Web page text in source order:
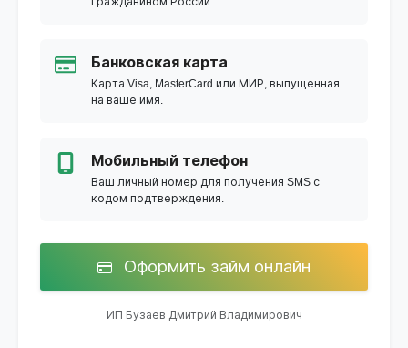
Банковская карта
Карта Visa, MasterCard или МИР, выпущенная
на ваше имя.
Мобильный телефон
Ваш личный номер для получения SMS с
кодом подтверждения.
Оформить займ онлайн
ИП Бузаев Дмитрий Владимирович